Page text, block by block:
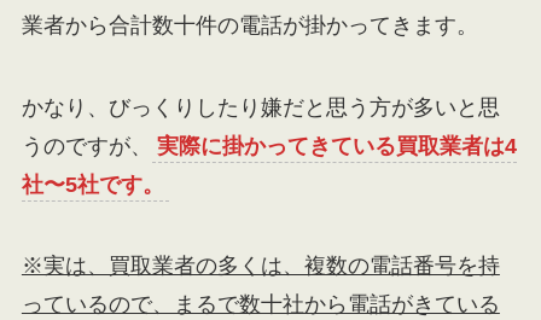
業者から合計数十件の電話が掛かってきます。
かなり、びっくりしたり嫌だと思う方が多いと思
うのですが、
実際に掛かってきている買取業者は4
社〜5社です。
※実は、買取業者の多くは、複数の電話番号を持
っているので、まるで数十社から電話がきている